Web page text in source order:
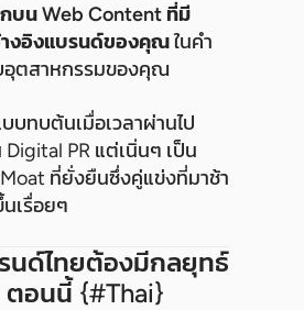
บน Web Content ที่มี
างอิงแบรนด์ของคุณในคำ
อุตสาหกรรมของคุณ
บทบต้นเมื่อเวลาผ่านไป
Digital PR แต่เนิ่นๆ เป็น
ที่ยั่งยืนซึ่งคู่แข่งที่มาช้า
เรื่อยๆ
นด์ไทยต้องมีกลยุทธ์
ตอนนี้ {#thai}